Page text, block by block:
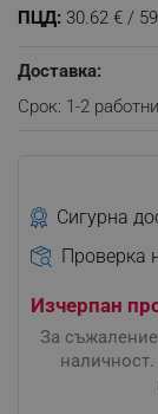
ПЦД: 30.62 € /
Доставка:
Срок: 1-2
Сигурна
Проверка
Изчерпан
За